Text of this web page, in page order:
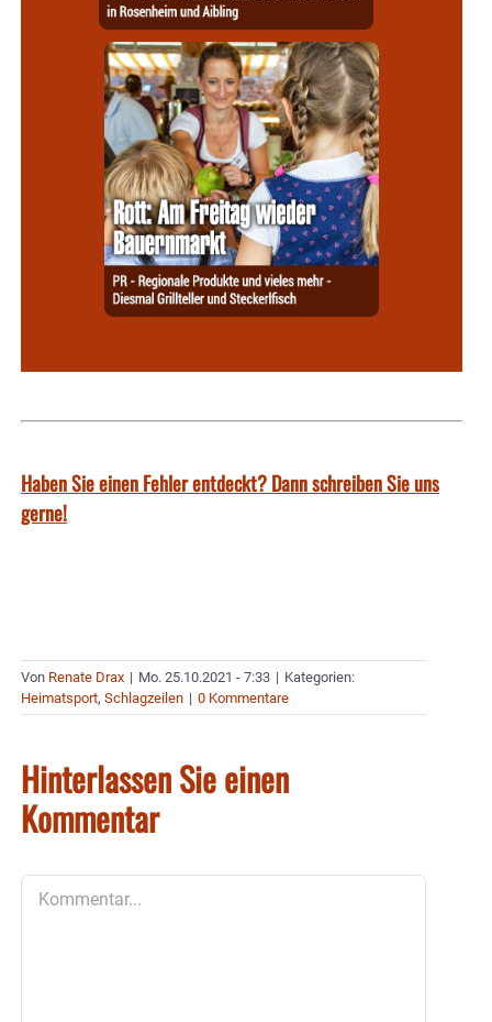
Haben Sie einen Fehler entdeckt? Dann schreiben Sie uns
gerne!
Von Renate Drax | Mo. 25.10.2021 - 7:33 | Kategorien:
Heimatsport, Schlagzeilen | 0 Kommentare
Hinterlassen Sie einen
Kommentar